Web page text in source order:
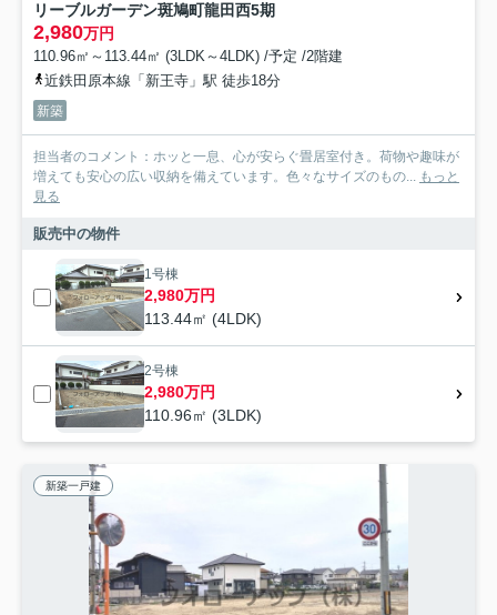
リーブルガーデン斑鳩町龍田西5期
2,980万円
110.96㎡～113.44㎡ (3LDK～4LDK) /予定 /2階建
近鉄田原本線「新王寺」駅 徒歩18分
新築
担当者のコメント：ホッと一息、心が安らぐ畳居室付き。荷物や趣味が
増えても安心の広い収納を備えています。色々なサイズのもの... もっと
見る
販売中の物件
1号棟
2,980万円
113.44㎡ (4LDK)
2号棟
2,980万円
110.96㎡ (3LDK)
新築一戸建